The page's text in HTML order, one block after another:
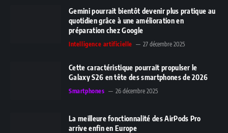
Gemini pourrait bientôt devenir plus pratique au
quotidien grâce à une amélioration en
préparation chez Google
Intelligence artificielle 27 décembre 2025
Cette caractéristique pourrait propulser le
Galaxy S26 en tête des smartphones de 2026
Smartphones 26 décembre 2025
La meilleure fonctionnalité des AirPods Pro
arrive enfin en Europe